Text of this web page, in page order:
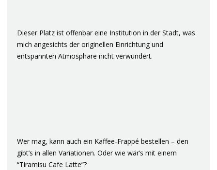
Dieser Platz ist offenbar eine Institution in der Stadt, was
mich angesichts der originellen Einrichtung und
entspannten Atmosphäre nicht verwundert.
Wer mag, kann auch ein Kaffee-Frappé bestellen – den
gibt’s in allen Variationen. Oder wie wär’s mit einem
“Tiramisu Cafe Latte”?